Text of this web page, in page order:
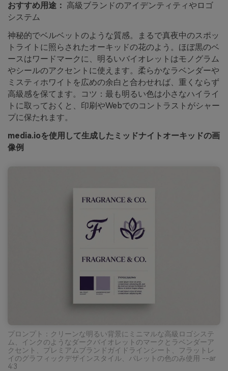
おすすめ用途： 高級ブランドのアイデンティティやロゴ
システム
神秘的でベルベットのような質感。まるで真夜中のスポッ
トライトに照らされたオーキッドの花のよう。ほぼ黒のベ
ースはワードマークに、明るいバイオレットはモノグラム
やシールのアクセントに使えます。柔らかなラベンダーや
ミスティホワイトを広めの余白と合わせれば、重くならず
高級感を保てます。コツ：最も明るい色は小さなハイライ
トに取っておくと、印刷やWebでのコントラストがシャー
プに保たれます。
media.ioを使用して生成したミッドナイトオーキッドの画
像例
プロンプト：クリーンな明るい背景にミニマルな高級ロゴシステ
ム、インクのようなダークバイオレットのマークとラベンダーア
クセント、プレミアムブランドガイドラインシート、フラットレ
イのグラフィックデザインスタイル、パレットの色のみ使用 --ar
4:3